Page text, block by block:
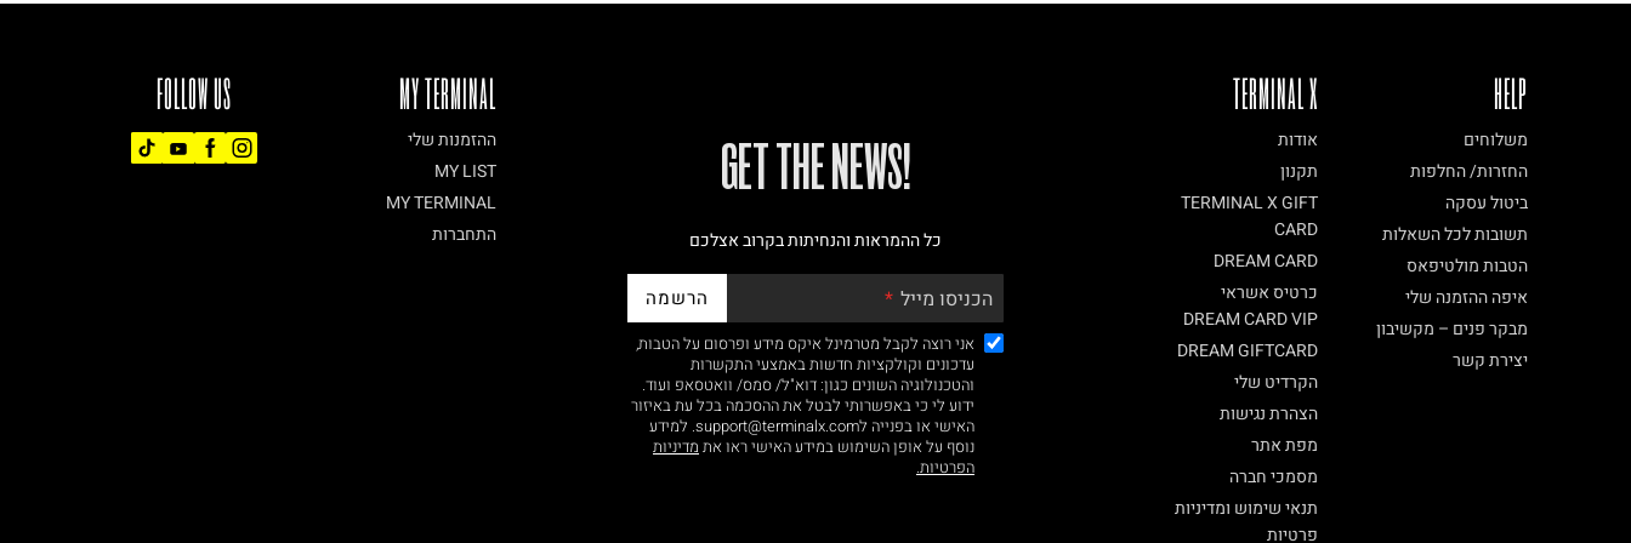
FOLLOW US MY TERMINAL
ההזמנות שלי
MY LIST
MY TERMINAL
התחברות
!GET THE NEWS
כל ההמראות והנחיתות בקרוב אצלכם
הכניסו מייל הרשמה
אני רוצה לקבל מטרמינל איקס מידע ופרסום על הטבות,
עדכונים וקולקציות חדשות באמצעי התקשרות
והטכנולוגיה השונים כגון: דוא"ל/ סמס/ וואטסאפ ועוד.
ידוע לי כי באפשרותי לבטל את ההסכמה בכל עת באיזור
האישי או בפנייה לsupport@terminalx.com. למידע
נוסף על אופן השימוש במידע האישי ראו את מדיניות
הפרטיות.
TERMINAL X
אודות
תקנון
TERMINAL X GIFT
CARD
DREAM CARD
כרטיס אשראי
DREAM CARD VIP
DREAM GIFTCARD
הקרדיט שלי
הצהרת נגישות
מפת אתר
מסמכי חברה
תנאי שימוש ומדיניות
פרטיות
HELP
משלוחים
החזרות/ החלפות
ביטול עסקה
תשובות לכל השאלות
הטבות מולטיפאס
איפה ההזמנה שלי
מבקר פנים – מקשיבון
יצירת קשר